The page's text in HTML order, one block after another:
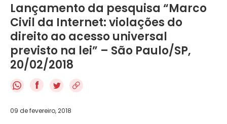
Lançamento da pesquisa “Marco
Civil da Internet: violações do
direito ao acesso universal
previsto na lei” – São Paulo/SP,
20/02/2018
f
09 de fevereiro, 2018